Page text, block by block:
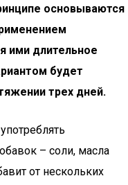
основываются
ими длительное
будет
трех дней.
– соли, масла
от нескольких